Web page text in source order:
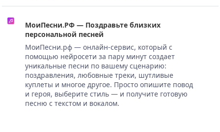
МоиПесни.РФ — Поздравьте близких
персональной песней
МоиПесни.рф — онлайн-сервис, который с
помощью нейросети за пару минут создает
уникальные песни по вашему сценарию:
поздравления, любовные треки, шутливые
куплеты и многое другое. Просто опишите повод
и героя, выберите стиль — и получите готовую
песню с текстом и вокалом.